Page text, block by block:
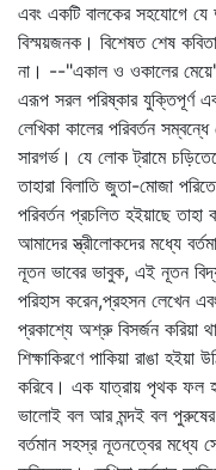
এবং একটি বালকের সহযোগে যে
বিস্ময়জনক। বিশেষত শেষ
না। --"একাল ও ওকালের মেয়ে'
এরূপ সরল পরিষ্কার যুক্তিপূর্ণ
লেখিকা কালের পরিবর্তন
সারগর্ভ। যে লোক ট্রামে
তাহারা বিলাতি জুতা-মোজা
পরিবর্তন প্রচলিত হইয়াছে
আমাদের স্ত্রীলোকদের মধ্যে
নূতন ভাবের ভাবুক, এই নূতন
পরিহাস করেন,প্রহসন লেখেন
প্রকাশ্যে অশ্রু বিসর্জন করিয়া
শিক্ষাকিরণে পাকিয়া রাঙা হইয়া
করিবে। এক যাত্রায় পৃথক ফল
ভালোই বল আর মন্দই বল পুরুষের
বর্তমান সহস্র নূতনত্বের মধ্যে